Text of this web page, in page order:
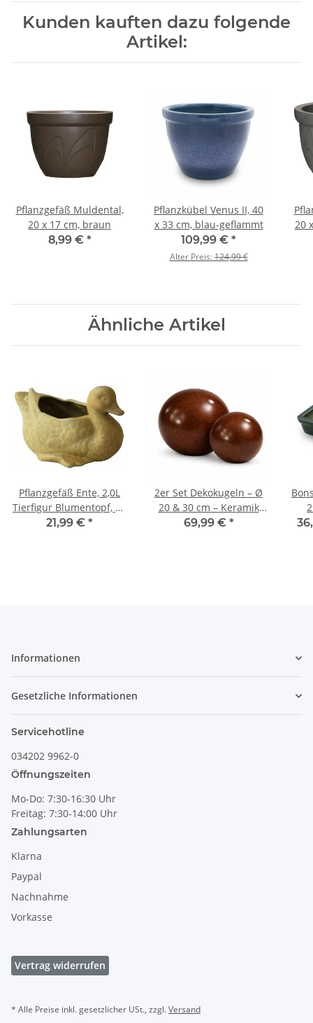
Kunden kauften dazu folgende
Artikel:
Pflanzgefäß Muldental,
20 x 17 cm, braun
8,99 € *
Pflanzkübel Venus II, 40
x 33 cm, blau-geflammt
109,99 € *
Alter Preis:124,99 €
20
Ähnliche Artikel
Pflanzgefäß Ente, 2,0L
Tierfigur Blumentopf, 29
× 18,5 cm, Gartendeko
21,99 € *
2er Set Dekokugeln – Ø
20 & 30 cm – Keramik
Kugeln für Garten,
69,99 € *
Informationen
Gesetzliche Informationen
Servicehotline
034202 9962-0
Öffnungszeiten
Mo-Do: 7:30-16:30 Uhr
Freitag: 7:30-14:00 Uhr
Zahlungsarten
Klarna
Paypal
Nachnahme
Vorkasse
Vertrag widerrufen
* Alle Preise inkl. gesetzlicher USt., zzgl.Versand